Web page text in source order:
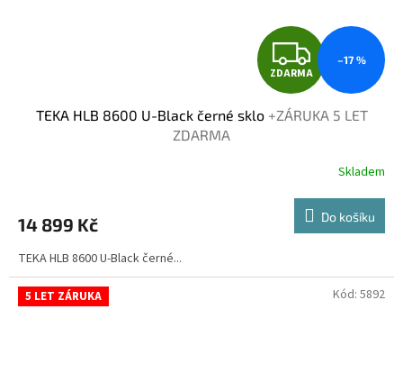
Z
D
A
M
A
ZDARMA
–17 %
TEKA HLB 8600 U-Black černé sklo +ZÁRUKA 5 LET
ZDARMA
Skladem
14 899 Kč Do košíku
TEKA HLB 8600 U-Black černé...
5 LET ZÁRUKA Kód: 5892